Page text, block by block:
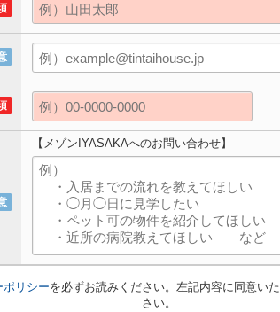
【メゾンIYASAKAへのお問い合わせ】
リシーを必ずお読みください。左記内容に同意い
さい。